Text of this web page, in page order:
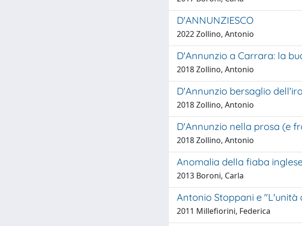
D'ANNUNZIESCO
2022 Zollino, Antonio
D'Annunzio a Carrara: la
2018 Zollino, Antonio
D'Annunzio bersaglio
2018 Zollino, Antonio
D'Annunzio nella prosa (e
2018 Zollino, Antonio
Anomalia della fiaba
2013 Boroni, Carla
Antonio Stoppani e "L'unità
2011 Millefiorini, Federica